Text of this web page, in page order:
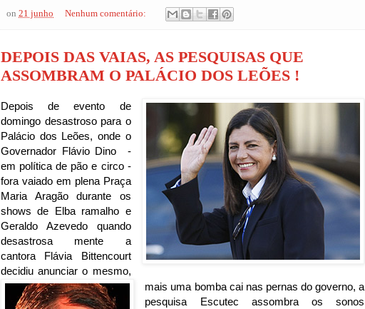
on 21 junho Nenhum comentário:
DEPOIS DAS VAIAS, AS PESQUISAS QUE
ASSOMBRAM O PALÁCIO DOS LEÕES !
Depois de evento de
domingo desastroso para o
Palácio dos Leões, onde o
Governador Flávio Dino -
em política de pão e circo -
fora vaiado em plena Praça
Maria Aragão durante os
shows de Elba ramalho e
Geraldo Azevedo quando
desastrosa mente a
cantora Flávia Bittencourt
decidiu anunciar o mesmo,
mais uma bomba cai nas pernas do governo, a
pesquisa Escutec assombra os sonos